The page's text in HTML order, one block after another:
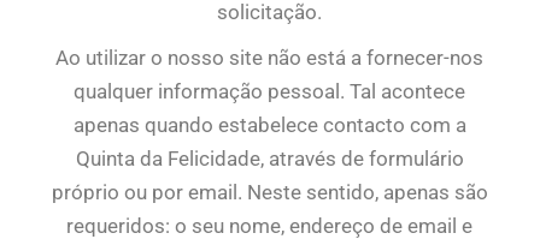
solicitação.
Ao utilizar o nosso site não está a fornecer-nos
qualquer informação pessoal. Tal acontece
apenas quando estabelece contacto com a
Quinta da Felicidade, através de formulário
próprio ou por email. Neste sentido, apenas são
requeridos: o seu nome, endereço de email e